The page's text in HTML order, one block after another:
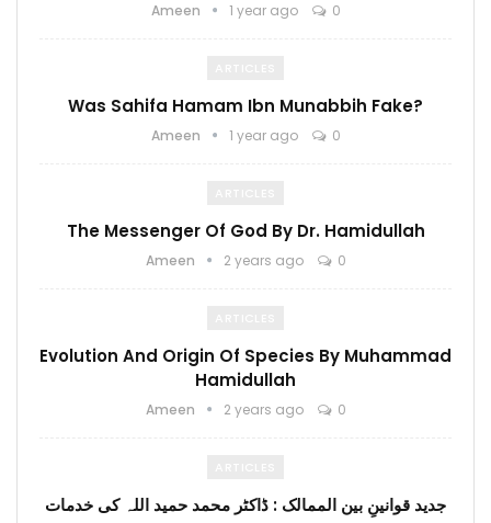
Ameen 1 year ago 0
Was Sahifa Hamam Ibn Munabbih Fake?
Ameen 1 year ago 0
The Messenger Of God By Dr. Hamidullah
Ameen 2 years ago 0
Evolution And Origin Of Species By Muhammad
Hamidullah
Ameen 2 years ago 0
جدید قوانینِ بین الممالک : ڈاکٹر محمد حمید اللہ کی خدمات